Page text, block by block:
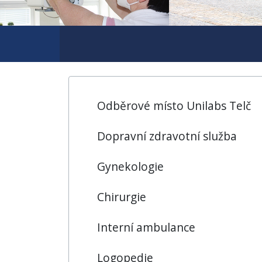
Odběrové místo Unilabs Telč
Dopravní zdravotní služba
Gynekologie
Chirurgie
Interní ambulance
Logopedie